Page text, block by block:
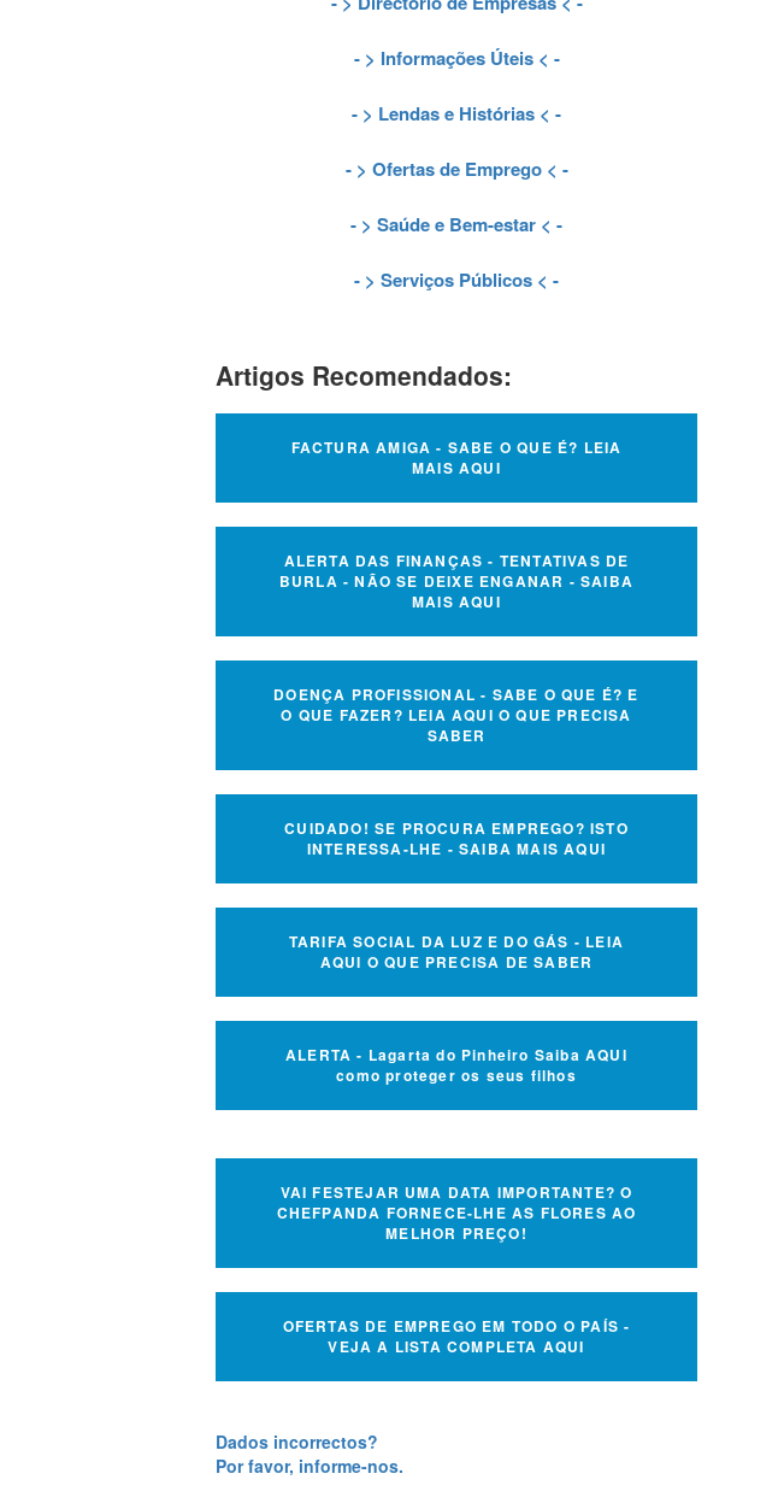
- > Informações Úteis< -
- > Lendas e Histórias < -
- > Ofertas de Emprego< -
- > Saúde e Bem-estar < -
- > Serviços Públicos < -
Artigos Recomendados:
FACTURA AMIGA - SABE O QUE É? LEIA
MAIS AQUI
ALERTA DAS FINANÇAS - TENTATIVAS DE
BURLA - NÃO SE DEIXE ENGANAR - SAIBA
MAIS AQUI
DOENÇA PROFISSIONAL - SABE O QUE É? E
O QUE FAZER? LEIA AQUI O QUE PRECISA
SABER
CUIDADO! SE PROCURA EMPREGO? ISTO
INTERESSA-LHE - SAIBA MAIS AQUI
TARIFA SOCIAL DA LUZ E DO GÁS - LEIA
AQUI O QUE PRECISA DE SABER
ALERTA - Lagarta do Pinheiro Saiba AQUI
como proteger os seus filhos
VAI FESTEJAR UMA DATA IMPORTANTE? O
CHEFPANDA FORNECE-LHE AS FLORES AO
MELHOR PREÇO!
OFERTAS DE EMPREGO EM TODO O PAÍS -
VEJA A LISTA COMPLETA AQUI
Dados incorrectos?
Por favor, informe-nos.